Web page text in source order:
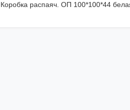
Коробка распаяч. ОП 100*100*44